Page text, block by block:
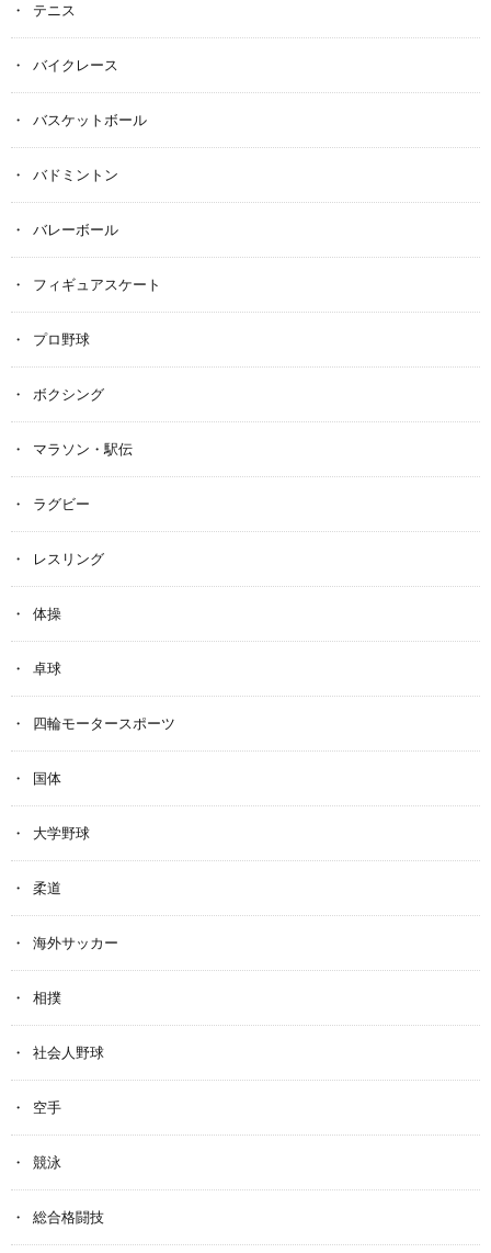
テニス
バイクレース
バスケットボール
バドミントン
バレーボール
フィギュアスケート
プロ野球
ボクシング
マラソン・駅伝
ラグビー
レスリング
体操
卓球
四輪モータースポーツ
国体
大学野球
柔道
海外サッカー
相撲
社会人野球
空手
競泳
総合格闘技